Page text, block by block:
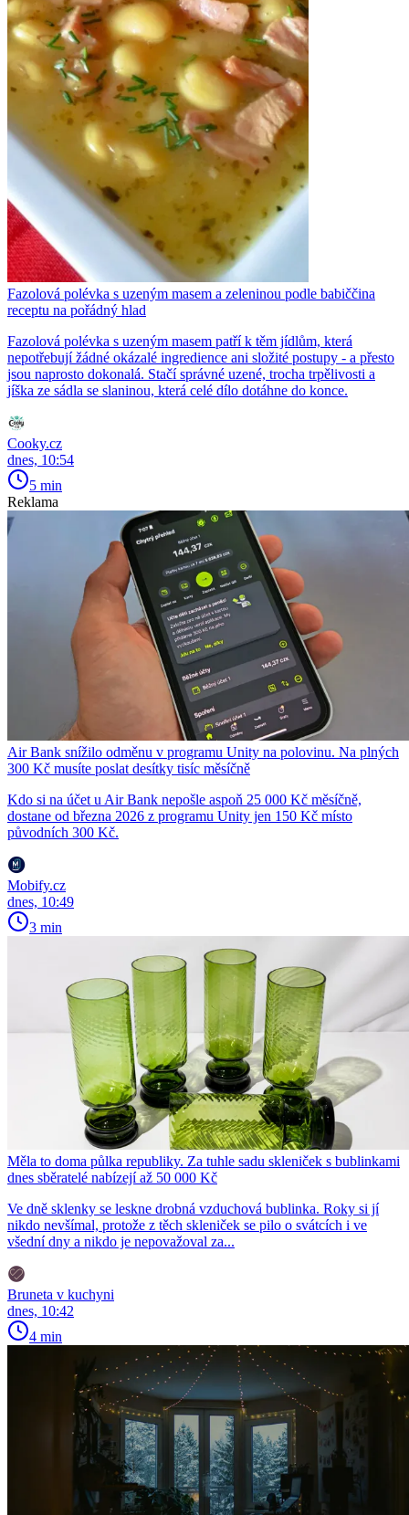
Fazolová polévka s uzeným masem a zeleninou podle babiččina
receptu na pořádný hlad
Fazolová polévka s uzeným masem patří k těm jídlům, která
nepotřebují žádné okázalé ingredience ani složité postupy - a přesto
jsou naprosto dokonalá. Stačí správné uzené, trocha trpělivosti a
jíška ze sádla se slaninou, která celé dílo dotáhne do konce.
Cooky.cz
dnes, 10:54
5 min
Reklama
Air Bank snížilo odměnu v programu Unity na polovinu. Na plných
300 Kč musíte poslat desítky tisíc měsíčně
Kdo si na účet u Air Bank nepošle aspoň 25 000 Kč měsíčně,
dostane od března 2026 z programu Unity jen 150 Kč místo
původních 300 Kč.
Mobify.cz
dnes, 10:49
3 min
Měla to doma půlka republiky. Za tuhle sadu skleniček s bublinkami
dnes sběratelé nabízejí až 50 000 Kč
Ve dně sklenky se leskne drobná vzduchová bublinka. Roky si jí
nikdo nevšímal, protože z těch skleniček se pilo o svátcích i ve
všední dny a nikdo je nepovažoval za...
Bruneta v kuchyni
dnes, 10:42
4 min